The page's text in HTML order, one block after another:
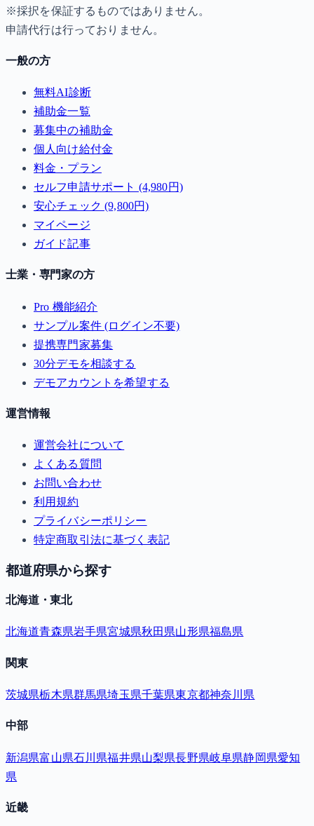
※採択を保証するものではありません。
申請代行は行っておりません。
一般の方
無料AI診断
補助金一覧
募集中の補助金
個人向け給付金
料金・プラン
セルフ申請サポート (4,980円)
安心チェック (9,800円)
マイページ
ガイド記事
士業・専門家の方
Pro 機能紹介
サンプル案件 (ログイン不要)
提携専門家募集
30分デモを相談する
デモアカウントを希望する
運営情報
運営会社について
よくある質問
お問い合わせ
利用規約
プライバシーポリシー
特定商取引法に基づく表記
都道府県から探す
北海道・東北
北海道青森県岩手県宮城県秋田県山形県福島県
関東
茨城県栃木県群馬県埼玉県千葉県東京都神奈川県
中部
新潟県富山県石川県福井県山梨県長野県岐阜県静岡県愛知
県
近畿